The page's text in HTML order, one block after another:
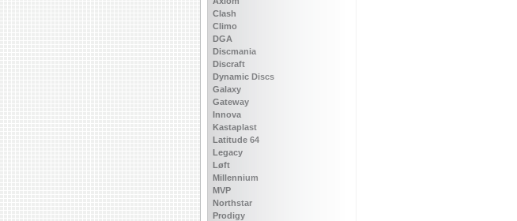
Clash
Climo
DGA
Discmania
Discraft
Dynamic Discs
Galaxy
Gateway
Innova
Kastaplast
Latitude 64
Legacy
Løft
Millennium
MVP
Northstar
Prodigy